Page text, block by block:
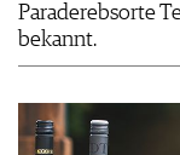
Paraderebsorte
bekannt.